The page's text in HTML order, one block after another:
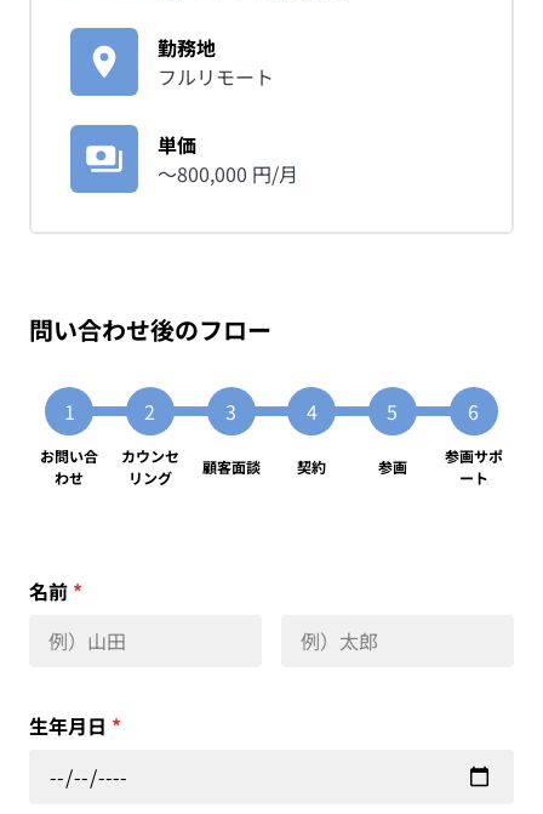
勤務地
フルリモート
単価
〜800,000 円/月
問い合わせ後のフロー
お問い合
わせ
カウンセ
リング
顧客面談 契約 参画
参画サポ
ート
名前 *
生年月日 *